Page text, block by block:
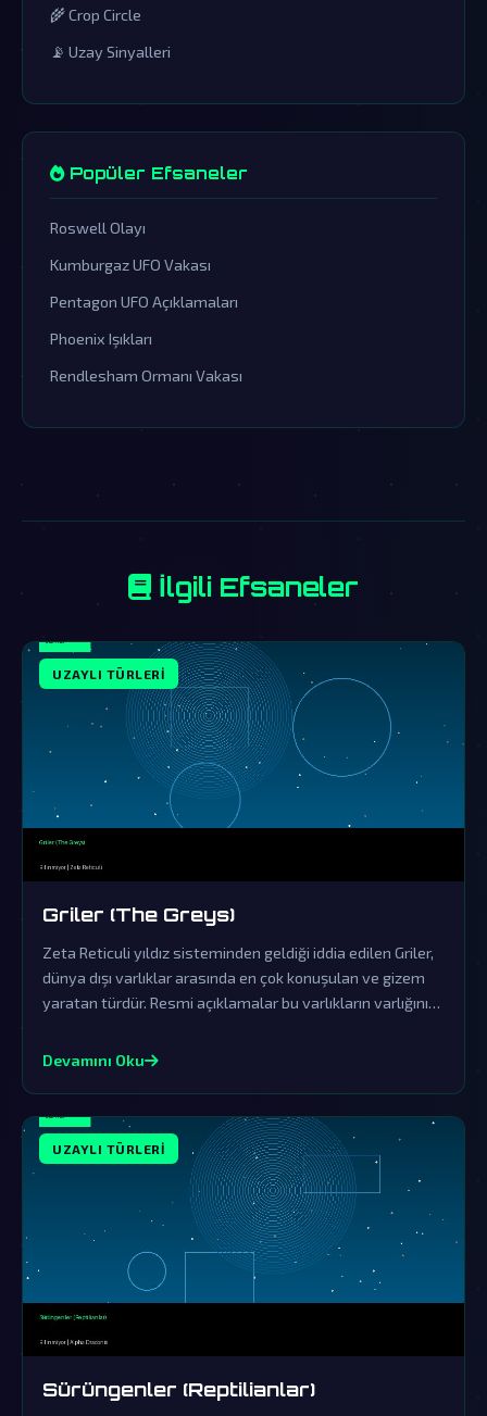
🌾 Crop Circle
📡 Uzay Sinyalleri
Popüler Efsaneler
Roswell Olayı
Kumburgaz UFO Vakası
Pentagon UFO Açıklamaları
Phoenix Işıkları
Rendlesham Ormanı Vakası
İlgili Efsaneler
UZAYLI TÜRLERI
Griler (The Greys)
Zeta Reticuli yıldız sisteminden geldiği iddia edilen Griler,
dünya dışı varlıklar arasında en çok konuşulan ve gizem
yaratan türdür. Resmi açıklamalar bu varlıkların varlığını
çabalarından ibarettir.
Devamını Oku
UZAYLI TÜRLERI
Sürüngenler (Reptilianlar)